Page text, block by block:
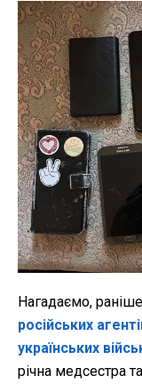
Нагадаємо,
російських
українських
річна медсестра